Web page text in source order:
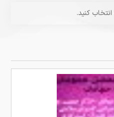
انتخاب کنید.